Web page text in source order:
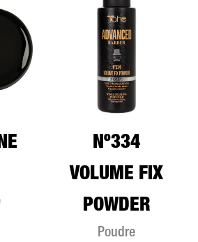
Nº334
VOLUME FIX
POWDER
Poudre